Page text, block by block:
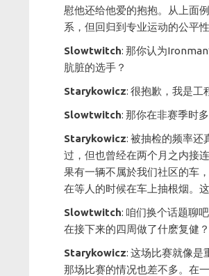
慰他还给他爱的抱抱。从上面
系，但回归到专业运动的公平
Slowtwitch: 那你认为
肮脏的选手？
Starykowicz: 很抱歉，我是工
Slowtwitch: 那你在非赛季时
Starykowicz: 被抽检的频率还
过，但也曾经在两个月之内接
果有一辆不属於我们社区的车
在等人的时候在车上抽根烟。
Slowtwitch: 咱们换个话题聊
在接下来的四周做了什麽复健？
Starykowicz: 这场比赛就像是
那场比赛的情况也差不多。在